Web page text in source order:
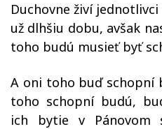
Duchovne živí
už dlhšiu dobu, avšak
toho budú musieť byť
A oni toho buď schopní
toho schopní budú,
ich bytie v Pánovom